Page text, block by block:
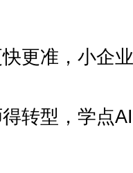
更准，小企
转型，学点